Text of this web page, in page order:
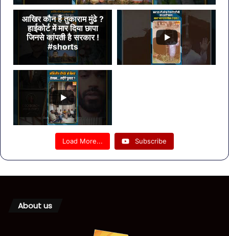
आखिर कौन हैं तुकाराम मुंढे ?
हाईकोर्ट में मार दिया छापा
जिनसे कांपती है सरकार !
#shorts
Load More... Subscribe
About us